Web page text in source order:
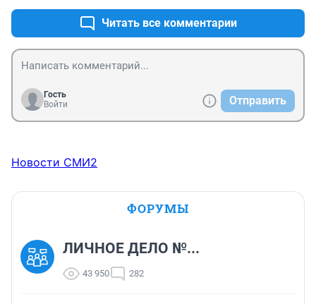
Читать все комментарии
Гость
Войти
Отправить
Новости СМИ2
ФОРУМЫ
ЛИЧНОЕ ДЕЛО №...
43 950 282